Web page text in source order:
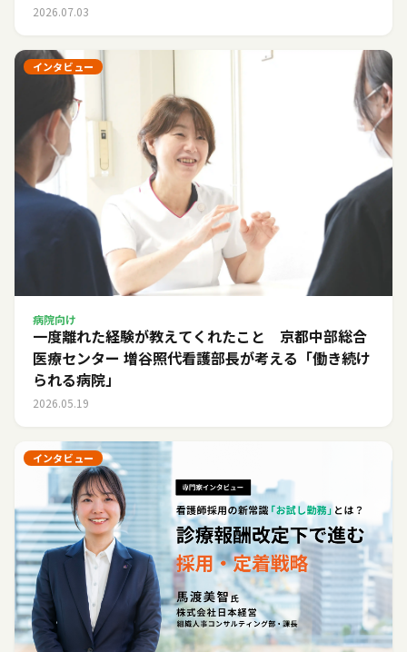
2026.07.03
インタビュー
病院向け
一度離れた経験が教えてくれたこと 京都中部総合
医療センター 増谷照代看護部長が考える「働き続け
られる病院」
2026.05.19
インタビュー